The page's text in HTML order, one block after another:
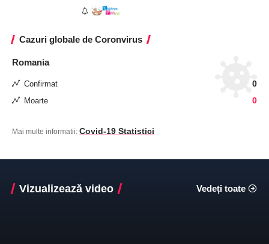
Cazuri globale de Coronvirus
Romania
Confirmat 0
Moarte 0
Mai multe informatii: Covid-19 Statistici
Vizualizează video Vedeți toate